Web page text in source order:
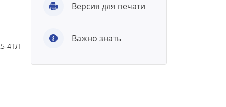
4ТЛ
Версия для печати
Важно знать